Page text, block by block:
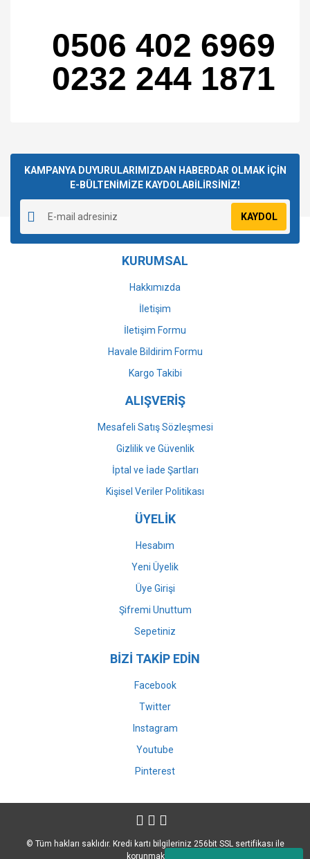
0506 402 6969
0232 244 1871
Yorum Yaz
kullanarak tarafımıza iletebilirsiniz.
Görüş ve önerileriniz için teşekkür ederiz.
Ürün resmi kalitesiz, bozuk veya görüntülenemiyor.
Ürün açıklamasında eksik bilgiler bulunuyor.
Ürün bilgilerinde hatalar bulunuyor.
Ürün fiyatı diğer sitelerden daha pahalı.
Gönder
KAMPANYA DUYURULARIMIZDAN HABERDAR OLMAK İÇİN
E-BÜLTENİMİZE KAYDOLABİLİRSİNİZ!
KAYDOL
KURUMSAL
Hakkımızda
İletişim
İletişim Formu
Havale Bildirim Formu
Kargo Takibi
ALIŞVERİŞ
Mesafeli Satış Sözleşmesi
Gizlilik ve Güvenlik
İptal ve İade Şartları
Kişisel Veriler Politikası
ÜYELİK
Hesabım
Yeni Üyelik
Üye Girişi
Şifremi Unuttum
Sepetiniz
BİZİ TAKİP EDİN
Facebook
Twitter
Instagram
Youtube
Pinterest
© Tüm hakları saklıdır. Kredi kartı bilgileriniz 256bit SSL sertifikası ile
korunmaktadır.